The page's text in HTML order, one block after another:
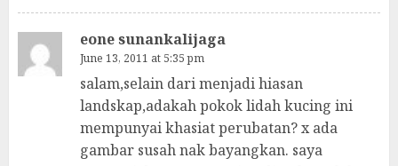
eone sunankalijaga
June 13, 2011 at 5:35 pm
salam,selain dari menjadi hiasan
landskap,adakah pokok lidah kucing ini
mempunyai khasiat perubatan? x ada
gambar susah nak bayangkan. saya